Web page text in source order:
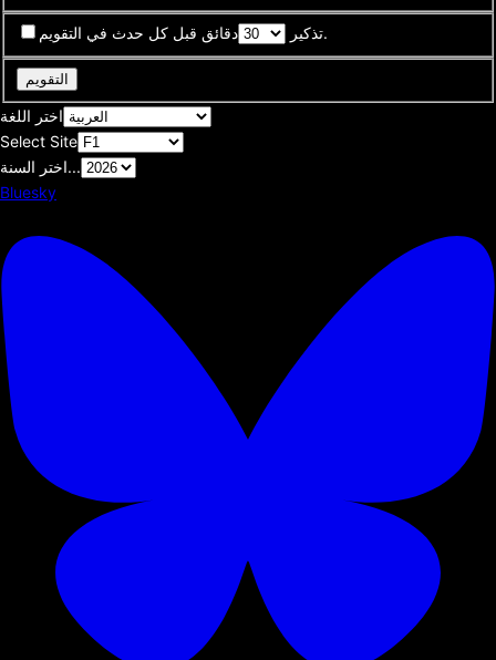
تذكيردقائق قبل كل حدث في التقويم.
التقويم
اختر اللغة
Select Site
اختر السنة...
Bluesky